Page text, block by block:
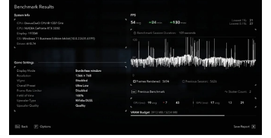
式下的优化竟如此之好。从理论上讲，额外的虚拟化层应该会给处
理器带来负担并降低性能，但实际上并没有发生这种情况。